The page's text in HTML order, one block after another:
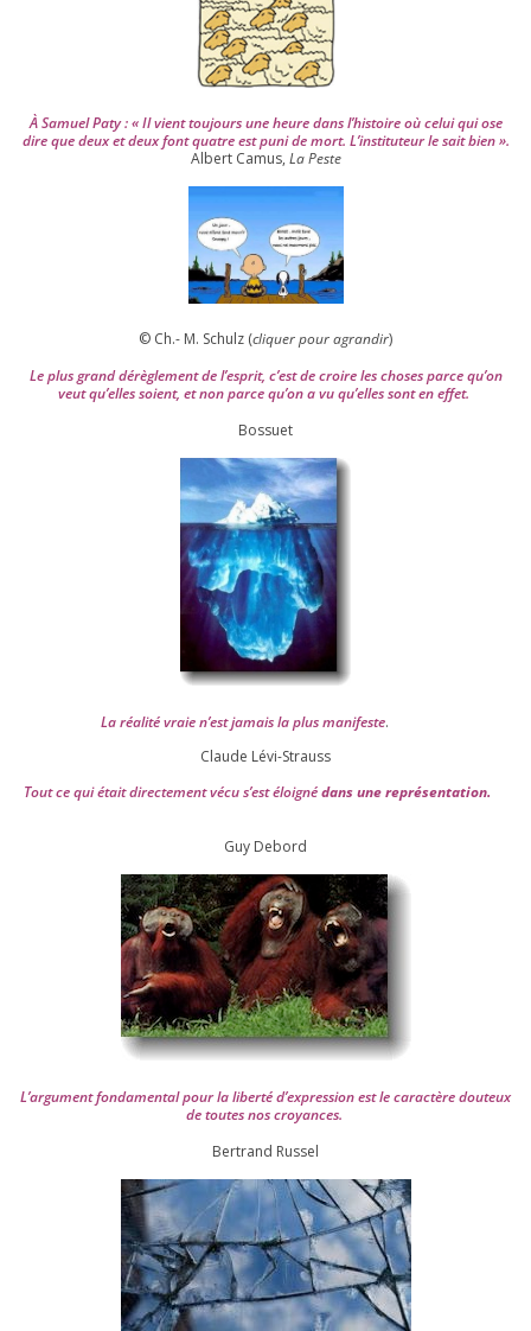
À Samuel Paty : « Il vient tou­jours une heure dans l’his­toire où celui qui ose
dire que deux et deux font quatre est puni de mort. L’instituteur le sait bien ».
Albert Camus, La Peste
© Ch.- M. Schulz (cli­quer pour agran­dir)
Le plus grand dérè­gle­ment de l’es­prit, c’est de croire les choses parce qu’on
veut qu’elles soient, et non parce qu’on a vu qu’elles sont en effet.
Bossuet
La réa­lité vraie n’est jamais la plus mani­feste.
Claude Lévi-Strauss
Tout ce qui était direc­te­ment vécu s’est éloi­gnédans une repré­sen­ta­tion.
Guy Debord
L’argument fon­da­men­tal pour la liber­té d’expression est le carac­tère dou­teux
de toutes nos croyances.
Ber­trand Russel